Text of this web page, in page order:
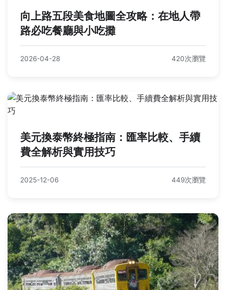
向上路五段美食地圖全攻略：在地人帶
路必吃餐廳與小吃攤
2026-04-28 420次瀏覽
美元換泰幣終極指南：匯率比較、手續
費全解析與實用技巧
2025-12-06 449次瀏覽